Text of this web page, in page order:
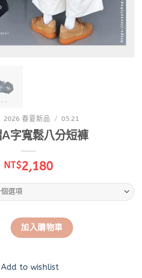
2026 春夏新品 / 05.21
字寬鬆八分短褲
NT$2,180
A字寬鬆八分短褲 數量
加入購物車
Add to wishlist